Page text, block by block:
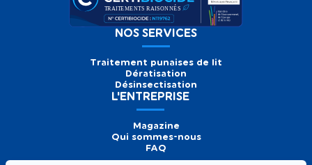
NOS SERVICES
Traitement punaises de lit
Dératisation
Désinsectisation
L'ENTREPRISE
Magazine
Qui sommes-nous
FAQ